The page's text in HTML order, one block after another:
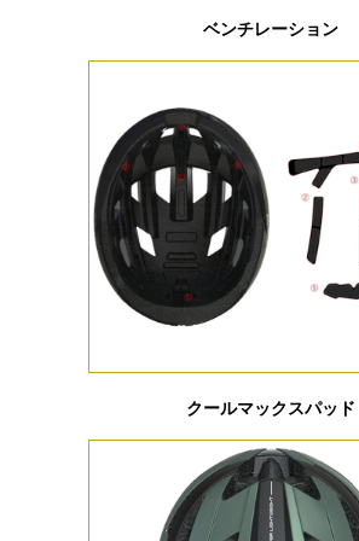
ベンチレーション
クールマックスパッド